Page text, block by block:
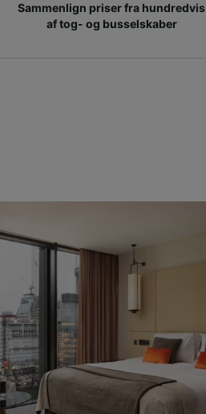
Sammenlign priser fra hundredvis
af tog- og busselskaber